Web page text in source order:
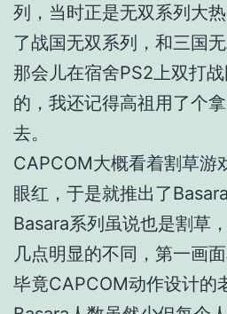
列，当时正是无双系列大
了战国无双系列，和三国无
那会儿在宿舍PS2上双打
的，我还记得高祖用了个
去。
CAPCOM大概看着割草游
眼红，于是就推出了
Basara系列虽说也是割草
几点明显的不同，第一画
毕竟CAPCOM动作设计的